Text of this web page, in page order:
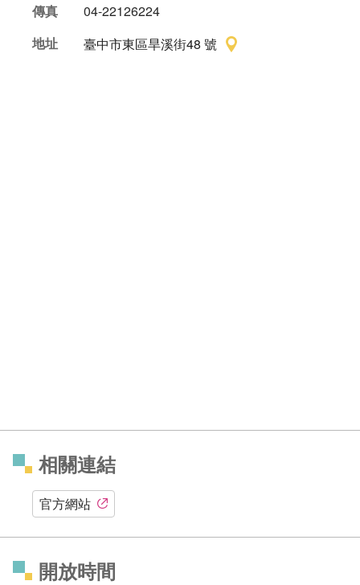
傳真
04-22126224
地址
臺中市東區旱溪街48 號
相關連結
官方網站
開放時間